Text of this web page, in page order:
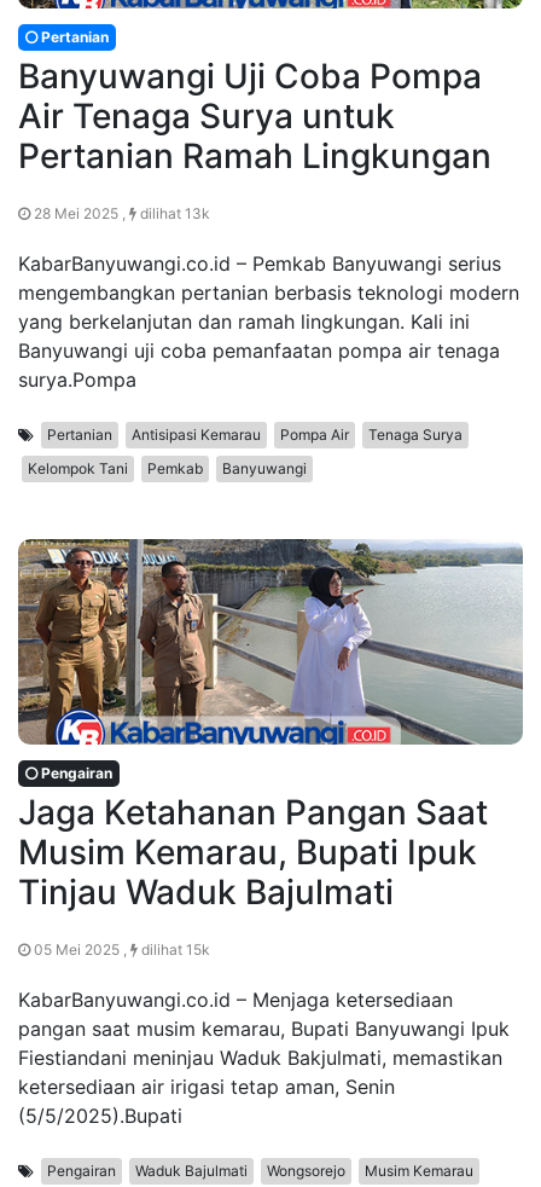
Pertanian
Banyuwangi Uji Coba Pompa
Air Tenaga Surya untuk
Pertanian Ramah Lingkungan
28 Mei 2025 , dilihat 13k
KabarBanyuwangi.co.id – Pemkab Banyuwangi serius
mengembangkan pertanian berbasis teknologi modern
yang berkelanjutan dan ramah lingkungan. Kali ini
Banyuwangi uji coba pemanfaatan pompa air tenaga
surya.Pompa
Pertanian Antisipasi Kemarau Pompa Air
Tenaga Surya
Kelompok Tani
Pemkab Banyuwangi
Pengairan
Jaga Ketahanan Pangan Saat
Musim Kemarau, Bupati Ipuk
Tinjau Waduk Bajulmati
05 Mei 2025 , dilihat 15k
KabarBanyuwangi.co.id – Menjaga ketersediaan
pangan saat musim kemarau, Bupati Banyuwangi Ipuk
Fiestiandani meninjau Waduk Bakjulmati, memastikan
ketersediaan air irigasi tetap aman, Senin
(5/5/2025).Bupati
Pengairan Waduk Bajulmati Wongsorejo
Musim Kemarau